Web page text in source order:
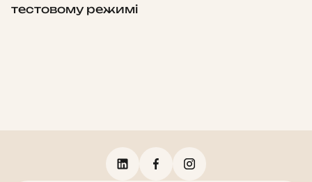
тестовому режимі